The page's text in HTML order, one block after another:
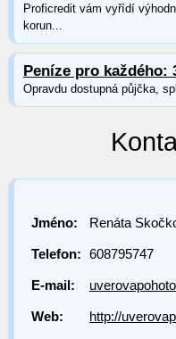
Proficredit vám vyřídí
korun...
Peníze pro každého:
Opravdu dostupná půjčka,
Jméno: Renáta
Telefon: 608795747
E-mail:
Web: http://